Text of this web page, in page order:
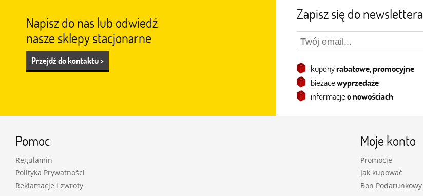
Napisz do nas lub odwiedź
nasze sklepy stacjonarne
Przejdź do kontaktu >
Zapisz się do newslettera
kuponyrabatowe, promocyjne
bieżącewyprzedaże
informacjeo nowościach
Pomoc
Regulamin
Polityka Prywatności
Reklamacje i zwroty
Moje konto
Promocje
Jak kupować
Bon Podarunkowy